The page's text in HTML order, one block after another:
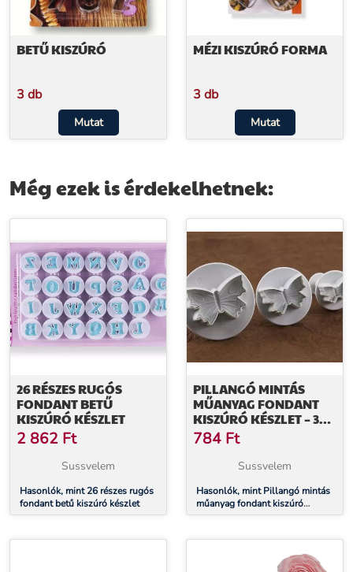
BETŰ KISZÚRÓ
3 db
Mutat
MÉZI KISZÚRÓ FORMA
3 db
Mutat
Még ezek is érdekelhetnek:
26 RÉSZES RUGÓS
FONDANT BETŰ
KISZÚRÓ KÉSZLET
2 862 Ft
Sussvelem
Hasonlók, mint 26 részes rugós
fondant betű kiszúró készlet
PILLANGÓ MINTÁS
MŰANYAG FONDANT
KISZÚRÓ KÉSZLET – 3
DB KÜLÖNBÖZŐ
MÉRETBEN
784 Ft
Sussvelem
Hasonlók, mint Pillangó mintás
műanyag fondant kiszúró
készlet – 3 db különböző